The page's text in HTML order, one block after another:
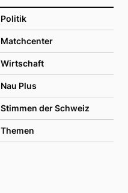
Politik
Matchcenter
Wirtschaft
Nau Plus
Stimmen der Schweiz
Themen